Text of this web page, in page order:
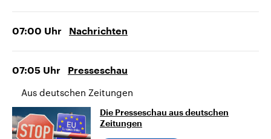
07:00 Uhr Nachrichten
07:05 Uhr Presseschau
Aus deutschen Zeitungen
Die Presseschau aus deutschen
Zeitungen